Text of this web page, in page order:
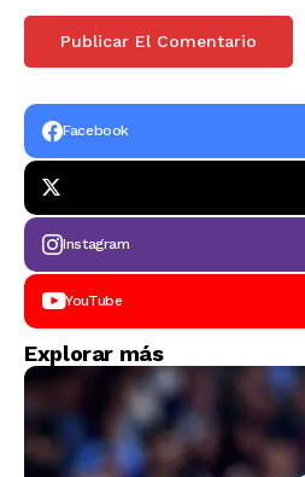
Facebook
Instagram
YouTube
Explorar más